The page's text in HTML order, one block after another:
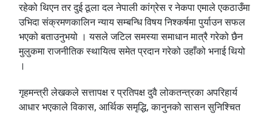
रहेको थिएन तर दुई ठूला दल नेपाली कांग्रेस र नेकपा एमाले एकठाउँमा
उभिदा संक्रमणकालिन न्याय सम्बन्धि विषय निश्कर्षमा पुर्याउन सफल
भएको बताउनुभयो । यसले जटिल समस्या समाधान मात्रै गरेको छैन
मुलुकमा राजनीतिक स्थायित्व समेत प्रदान गरेको उहाँको भनाई थियो
।
गृहमन्त्री लेखकले सत्तापक्ष र प्रतिपक्ष दुवै लोकतन्त्रका अपरिहार्य
आधार भएकाले विकास, आर्थिक समृद्धि, कानुनको सासन सुनिश्चित